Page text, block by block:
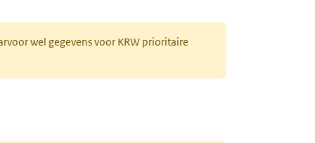
wel gegevens voor KRW prioritaire